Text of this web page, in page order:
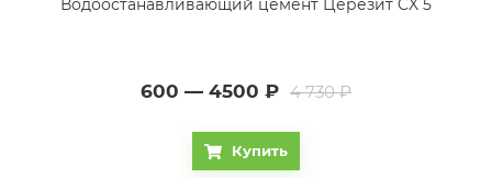
Водоостанавливающий цемент Церезит CX 5
600 — 4500 ₽ 4 730 ₽
Купить